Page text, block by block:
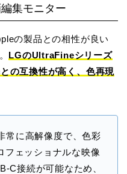
集モニター
の製品との相性が良い
LGのUltraFineシリーズ
の互換性が高く、色再現
常に高解像度で、色彩
フェッショナルな映像
C接続が可能なため、